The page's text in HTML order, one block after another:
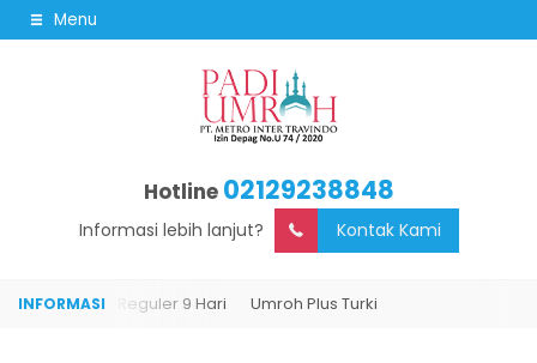
Menu
Hotline 02129238848
Informasi lebih lanjut? Kontak Kami
Umroh Reguler 9 Hari Umroh Plus Turki